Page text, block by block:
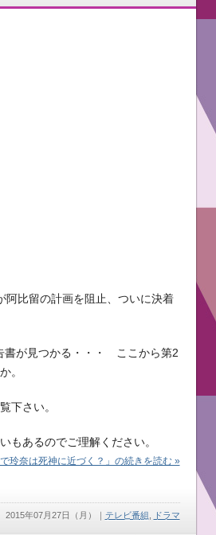
阿比留の計画を阻止、ついに決着
書が見つかる・・・ ここから第2
。
下さい。
もあるのでご理解ください。
玲奈は死神に近づく？」の続きを読む »
2015年07月27日（月） テレビ番組 ドラマ